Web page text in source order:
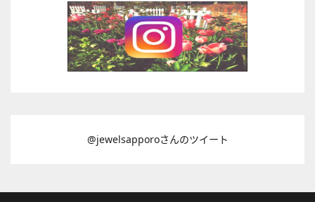
@jewelsapporoさんのツイート